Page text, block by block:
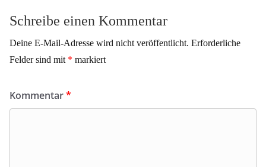
Schreibe einen Kommentar
Deine E-Mail-Adresse wird nicht veröffentlicht. Erforderliche
Felder sind mit * markiert
Kommentar*